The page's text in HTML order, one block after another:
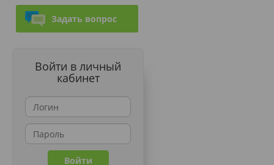
Задать вопрос
Войти в личный
кабинет